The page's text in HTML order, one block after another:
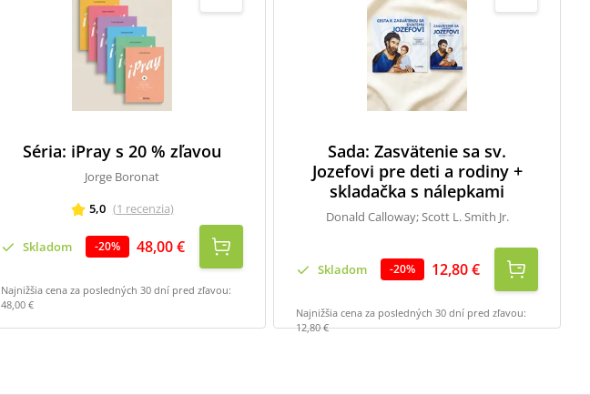
Séria: iPray s 20 % zľavou
Jorge Boronat
5,0 (1 recenzia)
Skladom -20% 48,00 €
Najnižšia cena za posledných 30 dní pred zľavou:
48,00 €
Sada: Zasvätenie sa sv.
Jozefovi pre deti a rodiny +
skladačka s nálepkami
Donald Calloway; Scott L. Smith Jr.
Skladom -20% 12,80 €
Najnižšia cena za posledných 30 dní pred zľavou:
12,80 €